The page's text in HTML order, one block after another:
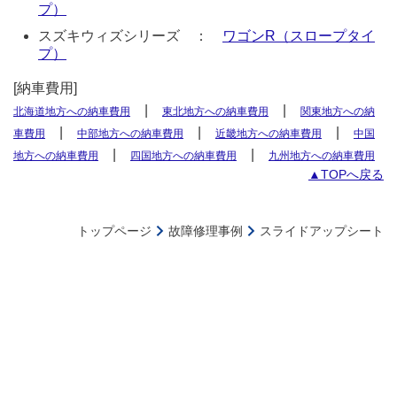
プ）
スズキウィズシリーズ ：
ワゴンR（スロープタイ
プ）
[納車費用]
北海道地方への納車費用 東北地方への納車費用
関東地方への納
車費用
中部地方への納車費用 近畿地方への納車費用
中国
地方への納車費用
四国地方への納車費用 九州地方への納車費用
▲TOPへ戻る
トップページ 故障修理事例 スライドアップシート